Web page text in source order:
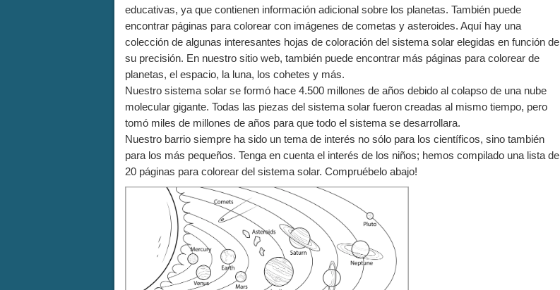
educativas, ya que contienen información adicional sobre los planetas. También puede
encontrar páginas para colorear con imágenes de cometas y asteroides. Aquí hay una
colección de algunas interesantes hojas de coloración del sistema solar elegidas en función de
su precisión. En nuestro sitio web, también puede encontrar más páginas para colorear de
planetas, el espacio, la luna, los cohetes y más.
Nuestro sistema solar se formó hace 4.500 millones de años debido al colapso de una nube
molecular gigante. Todas las piezas del sistema solar fueron creadas al mismo tiempo, pero
tomó miles de millones de años para que todo el sistema se desarrollara.
Nuestro barrio siempre ha sido un tema de interés no sólo para los científicos, sino también
para los más pequeños. Tenga en cuenta el interés de los niños; hemos compilado una lista de
20 páginas para colorear del sistema solar. Compruébelo abajo!